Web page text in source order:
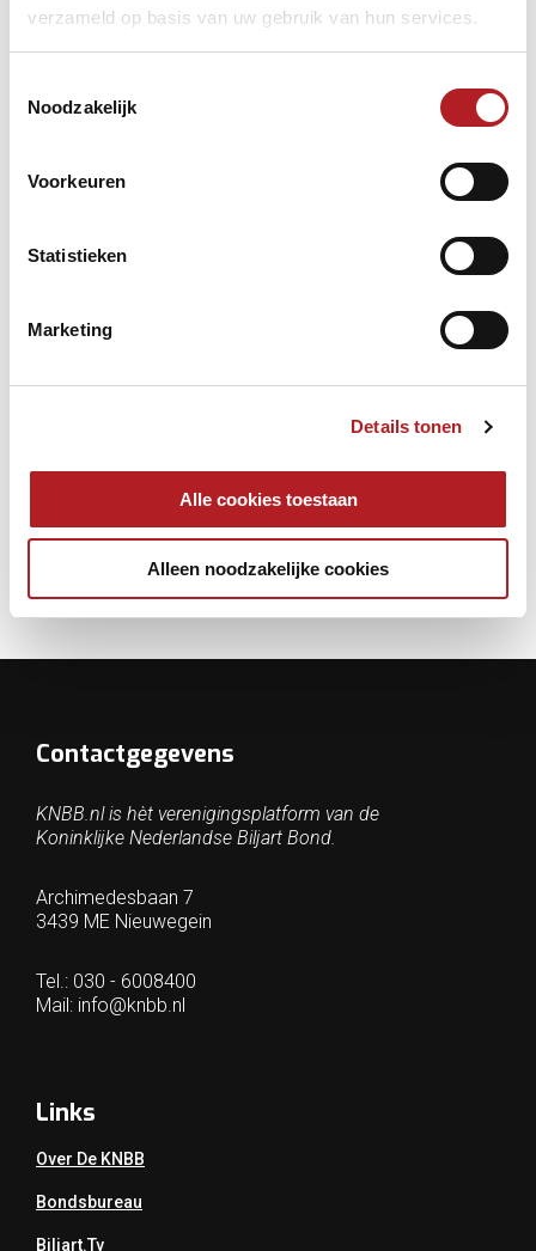
verzameld op basis van uw gebruik van hun services.
Noodzakelijk
Voorkeuren
Statistieken
Marketing
Details tonen
Alle cookies toestaan
Alleen noodzakelijke cookies
Contactgegevens
KNBB.nl is hèt verenigingsplatform van de
Koninklijke Nederlandse Biljart Bond.
Archimedesbaan 7
3439 ME Nieuwegein
Tel.: 030 - 6008400
Mail: info@knbb.nl
Links
Over De KNBB
Bondsbureau
Biljart.tv